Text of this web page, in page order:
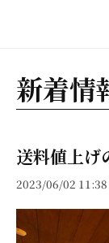
新着情
送料値上げ
2023/06/02 11:38